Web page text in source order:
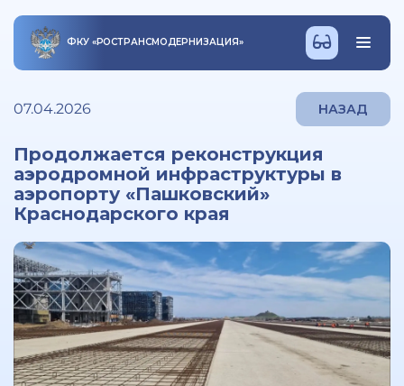
ФКУ «РОСТРАНСМОДЕРНИЗАЦИЯ»
07.04.2026 НАЗАД
Продолжается реконструкция
аэродромной инфраструктуры в
аэропорту «Пашковский»
Краснодарского края